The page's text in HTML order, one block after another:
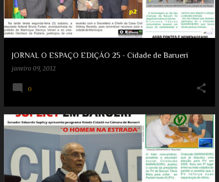
JORNAL O ESPAÇO EDIÇÃO 25 - Cidade de Barueri
janeiro 09, 2012
0